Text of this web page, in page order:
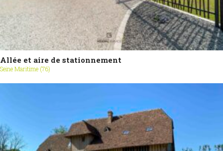
Allée et aire de stationnement
Seine Maritime (76)